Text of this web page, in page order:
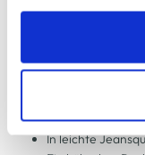
Fall gesetzt.
Trackingzwecke
erlauben" bzw.
(einschließlich der
zu ändern oder zu
Cookie-Hinweis
Elastischer
Kordelzug ist
In leichte